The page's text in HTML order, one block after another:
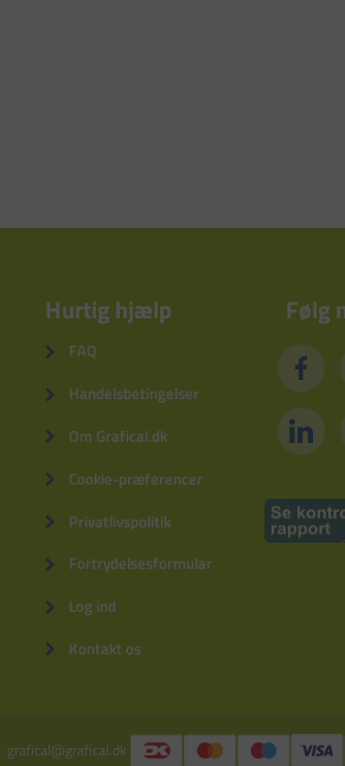
Hurtig hjælp
FAQ
Handelsbetingelser
Om Grafical.dk
Cookie-præferencer
Privatlivspolitik
Fortrydelsesformular
Log ind
Kontakt os
Følg
grafical@grafical.dk